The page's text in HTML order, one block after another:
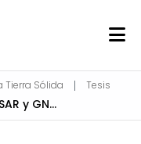
Tierra Sólida Tesis
Aplicación de las técnicas DInSAR y GNSS para el análisis de la deformación en el entorno de los volcanes Casiri y Purupuruni, Tacna, Perú (Periodo 2020-2024)